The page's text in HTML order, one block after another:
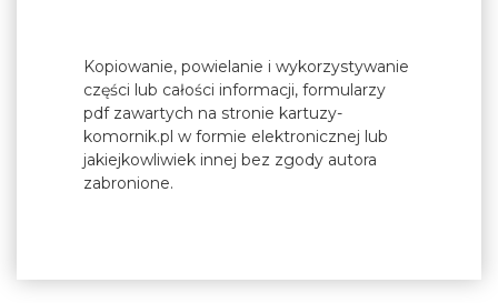
Kopiowanie, powielanie i wykorzystywanie
części lub całości informacji, formularzy
pdf zawartych na stronie kartuzy-
komornik.pl w formie elektronicznej lub
jakiejkowliwiek innej bez zgody autora
zabronione.